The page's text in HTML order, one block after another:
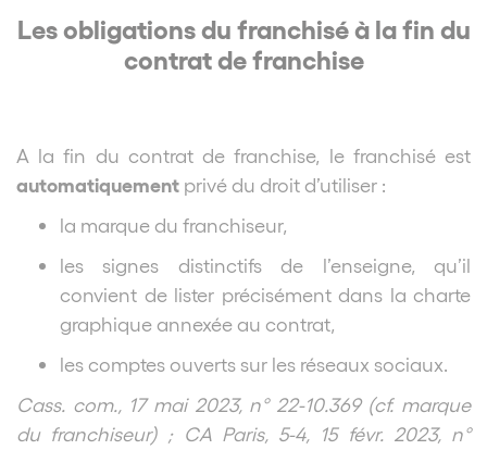
Les obligations du franchisé à la fin du
contrat de franchise
A la fin du contrat de franchise, le franchisé est
automatiquement privé du droit d’utiliser :
la marque du franchiseur,
les signes distinctifs de l’enseigne, qu’il
convient de lister précisément dans la charte
graphique annexée au contrat,
les comptes ouverts sur les réseaux sociaux.
Cass. com., 17 mai 2023, n° 22-10.369 (cf. marque
du franchiseur) ; CA Paris, 5-4, 15 févr. 2023, n°